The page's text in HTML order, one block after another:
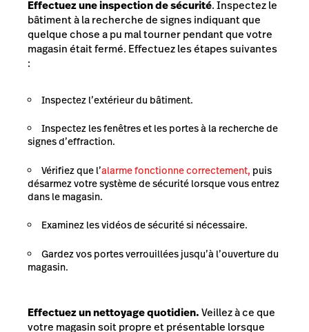
Effectuez une inspection de sécurité. Inspectez le
bâtiment à la recherche de signes indiquant que
quelque chose a pu mal tourner pendant que votre
magasin était fermé. Effectuez les étapes suivantes
:
Inspectez l’extérieur du bâtiment.
Inspectez les fenêtres et les portes à la recherche de
signes d’effraction.
Vérifiez que l’alarme fonctionne correctement, puis
désarmez votre système de sécurité lorsque vous entrez
dans le magasin.
Examinez les vidéos de sécurité si nécessaire.
Gardez vos portes verrouillées jusqu’à l’ouverture du
magasin.
Effectuez un nettoyage quotidien.Veillez à ce que
votre magasin soit propre et présentable lorsque